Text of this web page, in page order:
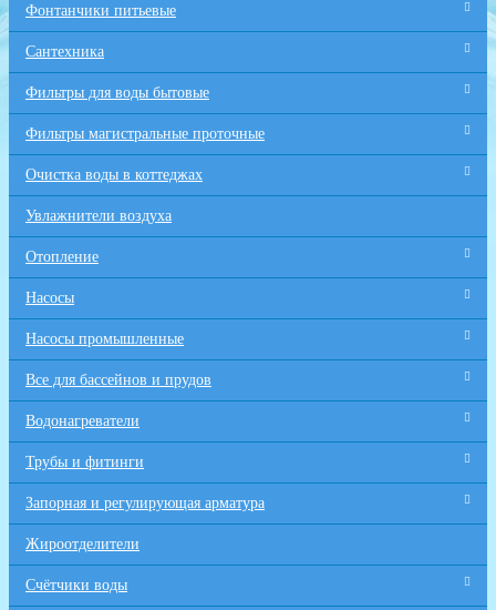
Фонтанчики питьевые
Сантехника
Фильтры для воды бытовые
Фильтры магистральные проточные
Очистка воды в коттеджах
Увлажнители воздуха
Отопление
Насосы
Насосы промышленные
Все для бaссейнов и прудов
Водонагреватели
Трубы и фитинги
Запорная и регулирующая арматура
Жироотделители
Счётчики воды